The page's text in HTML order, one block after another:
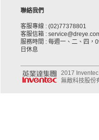
聯絡我們
客服專線 : (02)77378801
客服信箱 :
服務時間 : 每週一、二、四，
日休息
2017
無敵科技股份